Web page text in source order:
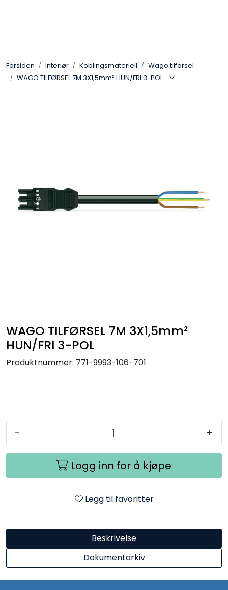
Forsiden Interiør Koblingsmateriell
Wago tilførsel
WAGO TILFØRSEL 7M 3X1,5mm² HUN/FRI 3-POL
WAGO TILFØRSEL 7M 3X1,5mm²
HUN/FRI 3-POL
Produktnummer: 771-9993-106-701
- +
Logg inn for å kjøpe
Legg til favoritter
Beskrivelse
Dokumentarkiv
Industri
Sport
Sluttsalg